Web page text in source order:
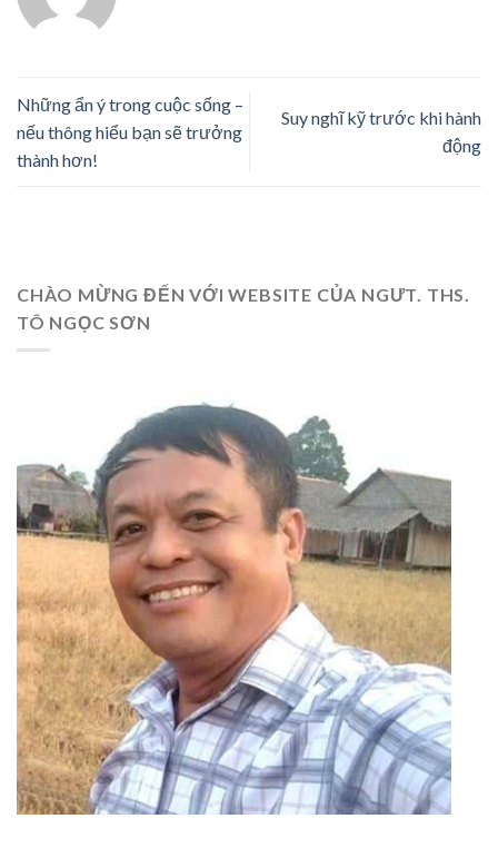
Những ẩn ý trong cuộc sống –
nếu thông hiểu bạn sẽ trưởng
thành hơn!
Suy nghĩ kỹ trước khi hành
động
CHÀO MỪNG ĐẾN VỚI WEBSITE CỦA NGƯT. THS.
TÔ NGỌC SƠN